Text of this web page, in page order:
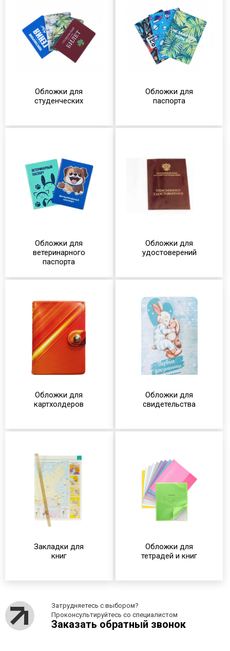
Обложки для
студенческих
Обложки для
паспорта
Обложки для
ветеринарного
паспорта
Обложки для
удостоверений
Обложки для
картхолдеров
Обложки для
свидетельства
Закладки для
книг
Обложки для
тетрадей и книг
Затрудняетесь с выбором?
Проконсультируйтесь со специалистом
Заказать обратный звонок